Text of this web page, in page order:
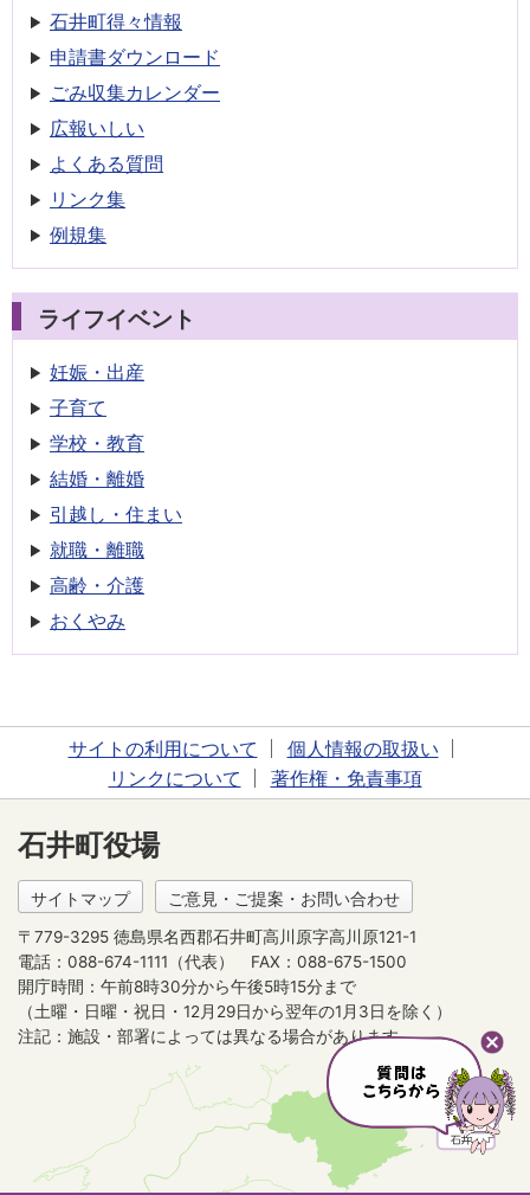
石井町得々情報
申請書ダウンロード
ごみ収集カレンダー
広報いしい
よくある質問
リンク集
例規集
ライフイベント
妊娠・出産
子育て
学校・教育
結婚・離婚
引越し・住まい
就職・離職
高齢・介護
おくやみ
サイトの利用について
個人情報の取扱い
リンクについて
著作権・免責事項
石井町役場
サイトマップ ご意見・ご提案・お問い合わせ
〒779-3295 徳島県名西郡石井町高川原字高川原121-1
電話：088-674-1111（代表）
FAX：088-675-1500
開庁時間：午前8時30分から午後5時15分まで
（土曜・日曜・祝日・12月29日から翌年の1月3日を除く）
注記：施設・部署によっては異なる場合があります。